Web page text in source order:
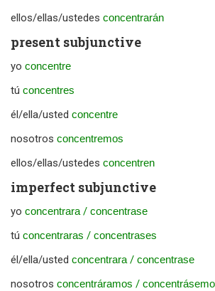
ellos/ellas/ustedes concentrarán
present subjunctive
yo concentre
tú concentres
él/ella/usted concentre
nosotros concentremos
ellos/ellas/ustedes concentren
imperfect subjunctive
yo concentrara/ concentrase
tú concentraras / concentrases
él/ella/usted concentrara/ concentrase
nosotros concentráramos /